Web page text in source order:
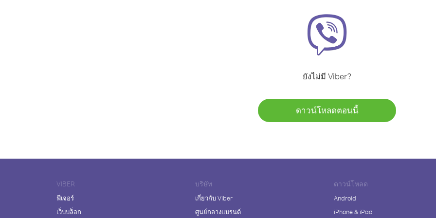
ยังไม่มี Viber?
ดาวน์โหลดตอนนี้
VIBER
ฟีเจอร์
เว็บบล็อก
บริษัท
เกี่ยวกับ Viber
ศูนย์กลางแบรนด์
ดาวน์โหลด
Android
iPhone & iPad